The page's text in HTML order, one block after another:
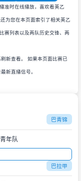
准时在线播放，喜欢看英乙
为您在本页面索引了相关英乙
赛列表以及两队历史交锋、两
新查看。 如果本页面比赛已
新直播信号。
巴青锦
年队
巴拉甲